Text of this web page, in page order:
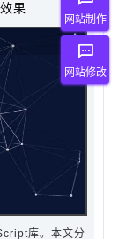
果
库。本文分
网站制作
网站修改